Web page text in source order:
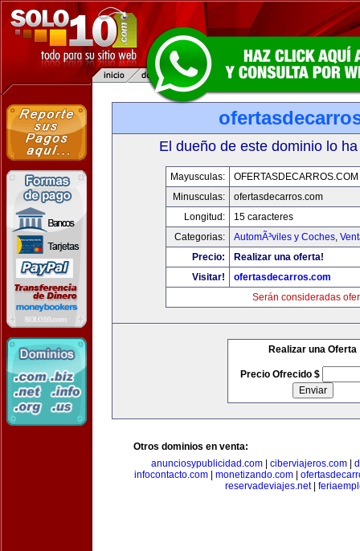
El dueño de este dominio lo
Mayusculas:
OFERTASDECARROS.COM
Minusculas:
ofertasdecarros.com
Longitud:
15 caracteres
Categorias:
AutomÃ³viles y Coches,
Precio:
Realizar una oferta!
Visitar!
ofertasdecarros.com
Serán consideradas
Realizar una Oferta
Precio Ofrecido $
Otros dominios en venta:
anunciosypublicidad.com| ciberviajeros.com|
infocontacto.com
monetizando.com
reservadeviajes.net|